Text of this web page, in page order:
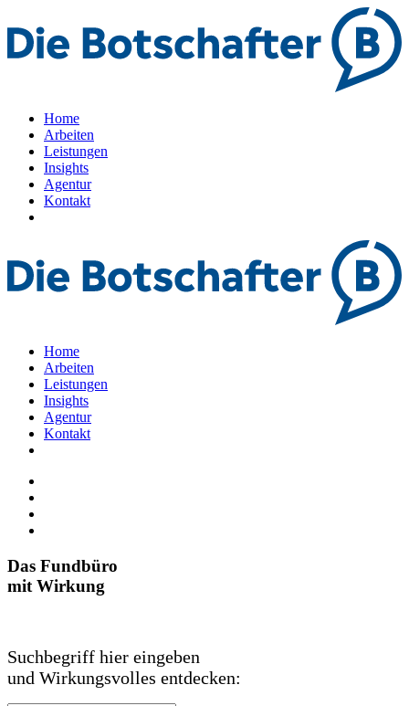
Home
Arbeiten
Leistungen
Insights
Agentur
Kontakt
Home
Arbeiten
Leistungen
Insights
Agentur
Kontakt
Das Fundbüro
mit Wirkung
Suchbegriff hier eingeben
und Wirkungsvolles entdecken: